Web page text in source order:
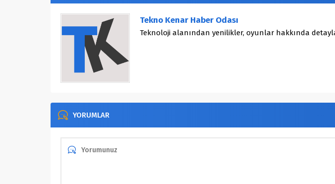
Tekno Kenar Haber Odası
Teknoloji alanından yenilikler, oyunlar hakkında
YORUMLAR